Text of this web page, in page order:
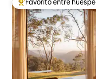
Favorito entre
Favorito entre